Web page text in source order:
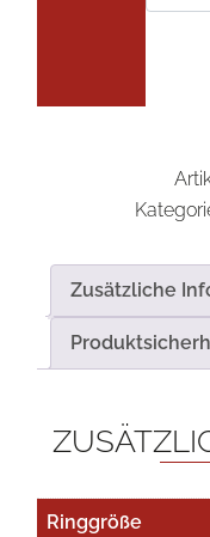
Zusätzliche
Ringgröße